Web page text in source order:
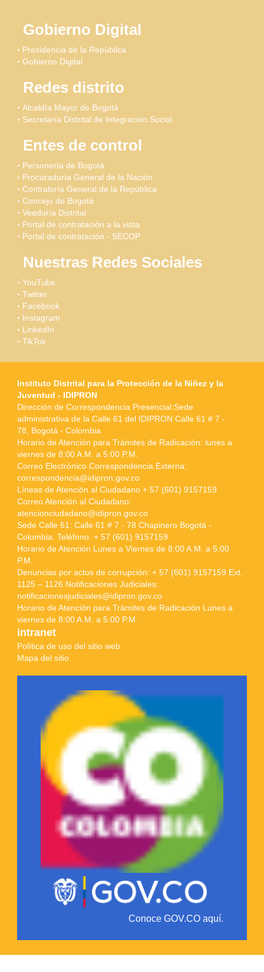
Gobierno Digital
Presidencia de la República
Gobierno Digital
Redes distrito
Alcaldía Mayor de Bogotá
Secretaría Distrital de Integración Social
Entes de control
Personería de Bogotá
Procuraduría General de la Nación
Contraloría General de la República
Concejo de Bogotá
Veeduría Distrital
Portal de contratación a la vista
Portal de contratación - SECOP
Nuestras Redes Sociales
YouTube
Twitter
Facebook
Instagram
LinkedIn
TikTok
Instituto Distrital para la Protección de la Niñez y la
Juventud - IDIPRON
Dirección de Correspondencia Presencial:Sede
administrativa de la Calle 61 del IDIPRON Calle 61 # 7 -
78, Bogotá - Colombia
Horario de Atención para Trámites de Radicación: lunes a
viernes de 8:00 A.M. a 5:00 P.M.
Correo Electrónico Correspondencia Externa:
correspondencia@idipron.gov.co
Líneas de Atención al Ciudadano + 57 (601) 9157159
Correo Atención al Ciudadano:
atencionciudadano@idipron.gov.co
Sede Calle 61: Calle 61 # 7 - 78 Chapinero Bogotá -
Colombia. Teléfono: + 57 (601) 9157159
Horario de Atención Lunes a Viernes de 8:00 A.M. a 5:00
P.M.
Denuncias por actos de corrupción: + 57 (601) 9157159 Ext.
1125 – 1126 Notificaciones Judiciales:
notificacionesjudiciales@idipron.gov.co
Horario de Atención para Trámites de Radicación Lunes a
viernes de 8:00 A.M. a 5:00 P.M.
intranet
Política de uso del sitio web
Mapa del sitio
Conoce GOV.CO aquí.